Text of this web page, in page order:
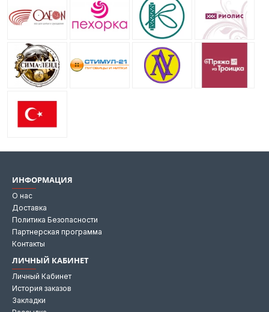
ИНФОРМАЦИЯ
О нас
Доставка
Политика Безопасности
Партнерская программа
Контакты
ЛИЧНЫЙ КАБИНЕТ
Личный Кабинет
История заказов
Закладки